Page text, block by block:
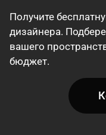
Получите
дизайнера.
вашего
бюджет.